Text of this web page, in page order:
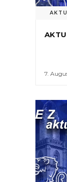
7.